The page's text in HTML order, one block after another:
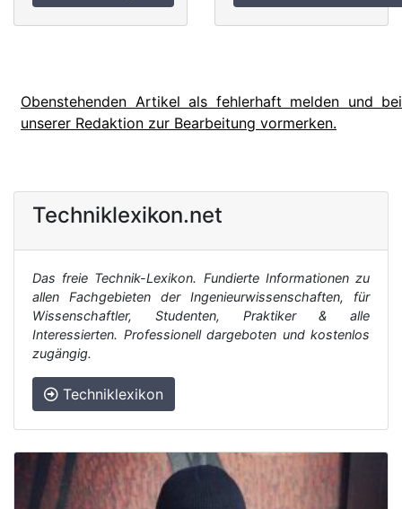
Obenstehenden Artikel als fehlerhaft melden und bei
unserer Redaktion zur Bearbeitung vormerken.
Techniklexikon.net
Das freie Technik-Lexikon. Fundierte Informationen zu
allen Fachgebieten der Ingenieurwissenschaften, für
Wissenschaftler, Studenten, Praktiker & alle
Interessierten. Professionell dargeboten und kostenlos
zugängig.
Techniklexikon